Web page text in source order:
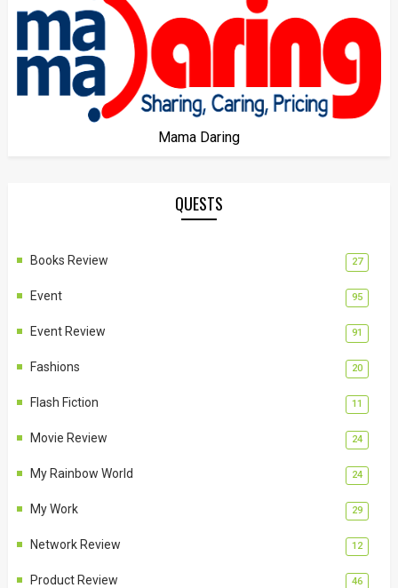
Mama Daring
QUESTS
Books Review 27
Event 95
Event Review 91
Fashions 20
Flash Fiction 11
Movie Review 24
My Rainbow World 24
My Work 29
Network Review 12
Product Review 46